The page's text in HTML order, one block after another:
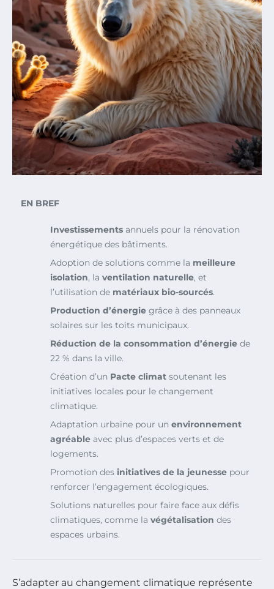
EN BREF
Investissements annuels pour la rénovation
énergétique des bâtiments.
Adoption de solutions comme la meilleure
isolation, la ventilation naturelle, et
l’utilisation de matériaux bio-sourcés.
Production d’énergie grâce à des panneaux
solaires sur les toits municipaux.
Réduction de la consommation d’énergie de
22 % dans la ville.
Création d’un Pacte climat soutenant les
initiatives locales pour le changement
climatique.
Adaptation urbaine pour un environnement
agréable avec plus d’espaces verts et de
logements.
Promotion des initiatives de la jeunesse pour
renforcer l’engagement écologiques.
Solutions naturelles pour faire face aux défis
climatiques, comme la végétalisation des
espaces urbains.
S’adapter au changement climatique représente